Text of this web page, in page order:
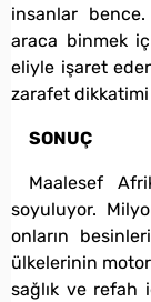
insanlar
araca binmek
eliyle işaret
zarafet
SONUÇ
Maalesef
soyuluyor.
onların
ülkelerinin
sağlık ve refah